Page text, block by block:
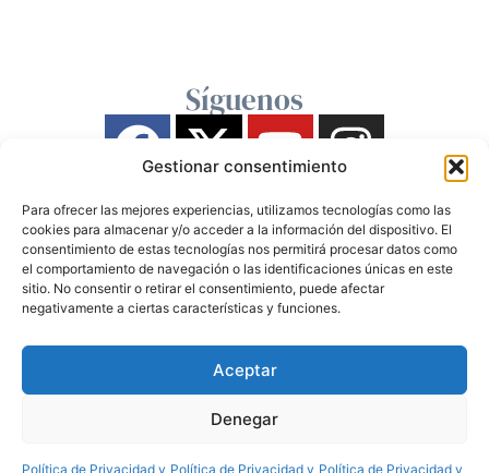
Gestionar consentimiento
Para ofrecer las mejores experiencias, utilizamos tecnologías como las
cookies para almacenar y/o acceder a la información del dispositivo. El
consentimiento de estas tecnologías nos permitirá procesar datos como
el comportamiento de navegación o las identificaciones únicas en este
sitio. No consentir o retirar el consentimiento, puede afectar
negativamente a ciertas características y funciones.
Aceptar
Denegar
Política de Privacidad y Política de Privacidad y Política de Privacidad y
Síguenos